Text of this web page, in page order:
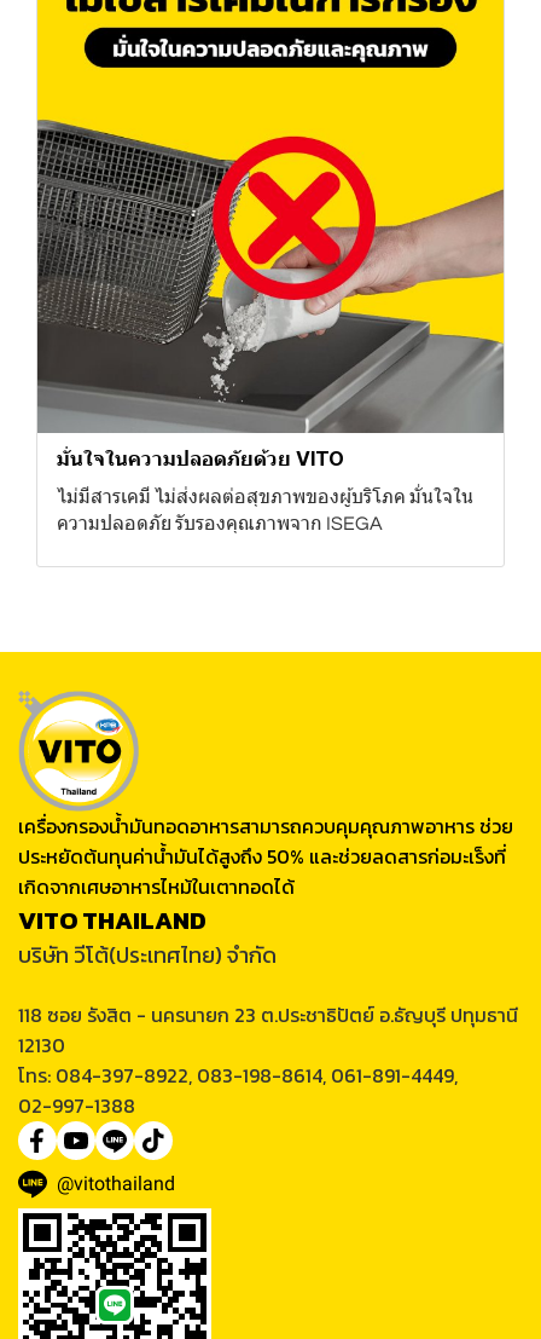
มั่นใจในความปลอดภัยด้วย VITO
ไม่มีสารเคมี ไม่ส่งผลต่อสุขภาพของผู้บริโภค มั่นใจใน
ความปลอดภัย รับรองคุณภาพจาก ISEGA
เครื่องกรองน้ำมันทอดอาหารสามารถควบคุมคุณภาพอาหาร ช่วย
ประหยัดต้นทุนค่าน้ำมันได้สูงถึง 50% และช่วยลดสารก่อมะเร็งที่
เกิดจากเศษอาหารไหม้ในเตาทอดได้
VITO THAILAND
บริษัท วีโต้(ประเทศไทย) จำกัด
118 ซอย รังสิต - นครนายก 23 ต.ประชาธิปัตย์ อ.ธัญบุรี ปทุมธานี
12130
โทร: 084-397-8922, 083-198-8614, 061-891-4449,
02-997-1388
@vitothailand